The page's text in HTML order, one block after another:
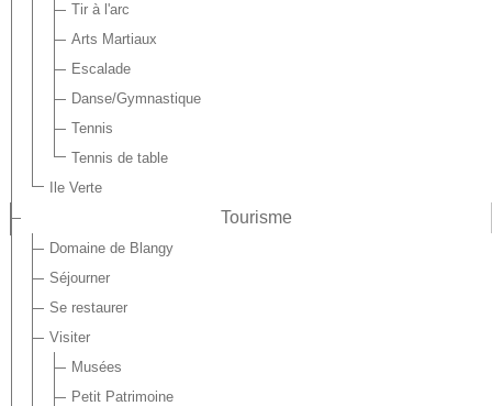
Tir à l'arc
Arts Martiaux
Escalade
Danse/Gymnastique
Tennis
Tennis de table
Ile Verte
Tourisme
Domaine de Blangy
Séjourner
Se restaurer
Visiter
Musées
Petit Patrimoine